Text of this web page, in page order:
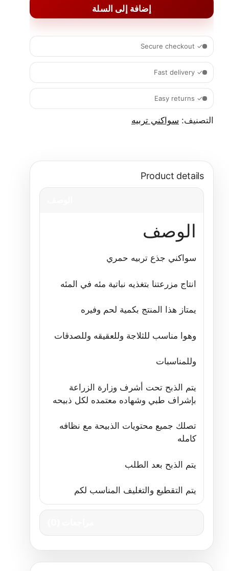
إضافة إلى السلة
✓ Secure checkout
✓ Fast delivery
✓ Easy returns
التصنيف: سواكني تربيه
Product details
الوصف
سواكني جذع تربيه حمري
انتاج مزرعتنا بتغذيه نباتية مئه في المئه
يمتاز هذا المنتج بكمية لحم وفيره
وهوا مناسب للثلاجة وللعقيقه وللصدقات
وللمناسبات
يتم الذبح تحت أشرف وزارة الزراعة
بإشراف طبي وشهاده معتمده لكل ذبيحه
تصلك جميع محتويات الذبيحة مع نظافه
كامله
يتم الذبح بعد الطلب
يتم التقطيع والتغليف المناسب لكم